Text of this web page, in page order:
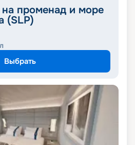
променад и море
(SLP)
Выбрать